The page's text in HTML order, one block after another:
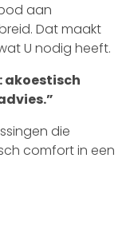
aan
Dat maakt
U nodig heeft.
akoestisch
die
comfort in een